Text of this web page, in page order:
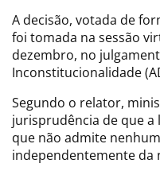
A decisão, votada de
foi tomada na sessão
dezembro, no
Inconstitucionalidade
Segundo o relator,
jurisprudência de que
que não admite
independentemente da